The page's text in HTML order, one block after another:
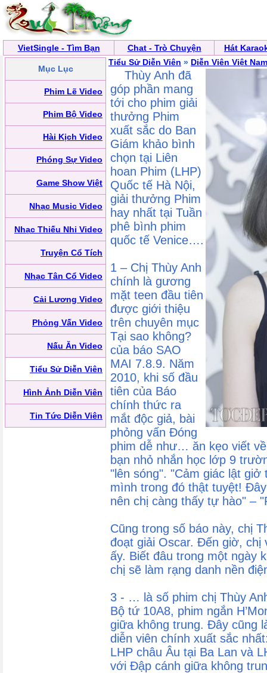
VietSingle - Tìm Bạn Chat - Trò Chuyện Hát
Mục Lục
Phim Lẽ Video
Phim Bộ Video
Hài Kịch Video
Phóng Sự Video
Game Show Việt
Nhạc Music Video
Nhạc Thiếu Nhi Video
Truyện Cổ Tích
Nhạc Tân Cổ Video
Cải Lương Video
Phỏng Vấn Video
Nấu Ăn Video
Tiểu Sử Diễn Viên
Hình Ảnh Diễn Viên
Tin Tức Diễn Viên
Tiểu Sử Diễn Viên » Diễn Viên Việt Nam
Thùy Anh đã
góp phần mang
tới cho phim giải
thưởng Phim
xuất sắc do Ban
Giám khảo bình
chọn tại Liên
hoan Phim (LHP)
Quốc tế Hà Nội,
giải thưởng Phim
hay nhất tại Tuần
phê bình phim
quốc tế Venice….
1 – Chị Thùy Anh
chính là gương
mặt teen đầu tiên
được giới thiệu
trên chuyên mục
Tại sao không?
của báo SAO
MAI 7.8.9. Năm
2010, khi số đầu
tiên của Báo
chính thức ra
mắt độc giả, bài
phỏng vấn Đóng
phim dễ như… ăn kẹo viết
bạn nhỏ nhắn học lớp 9
"lên sóng". "Cảm giác lật
mình trong đó thật tuyệt!
nên chị càng thấy tự hào" –
Cũng trong số báo này, chị
đoạt giải Oscar. Đến giờ, chị
ấy. Biết đâu trong một ngày
chị sẽ làm rạng danh nền
3 - … là số phim chị Thùy
Bộ tứ 10A8, phim ngắn
giữa không trung. Đây cũng
diễn viên chính xuất sắc
LHP châu Âu tại Ba Lan và
với Đập cánh giữa không